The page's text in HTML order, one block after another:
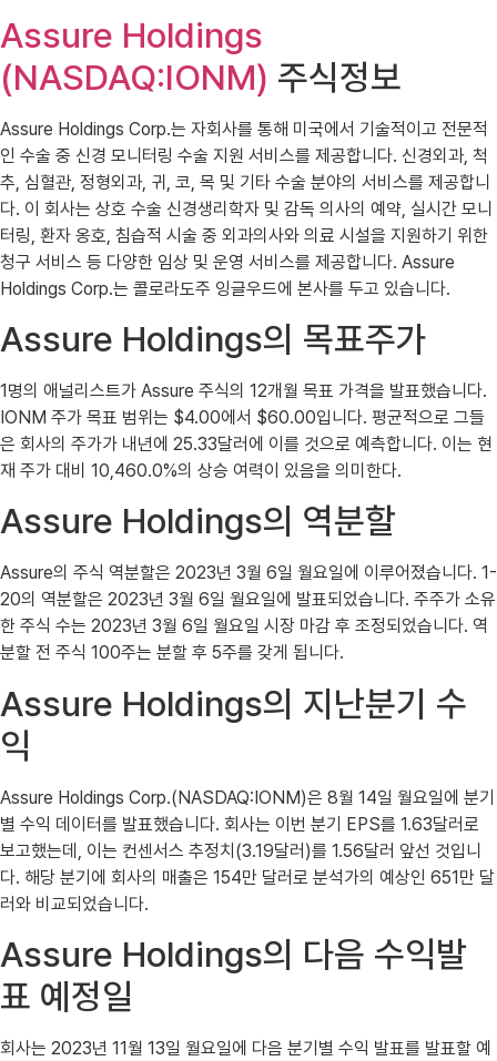
Assure Holdings
(NASDAQ:IONM) 주식정보
Assure Holdings Corp.는 자회사를 통해 미국에서 기술적이고 전문적
인 수술 중 신경 모니터링 수술 지원 서비스를 제공합니다. 신경외과, 척
추, 심혈관, 정형외과, 귀, 코, 목 및 기타 수술 분야의 서비스를 제공합니
다. 이 회사는 상호 수술 신경생리학자 및 감독 의사의 예약, 실시간 모니
터링, 환자 옹호, 침습적 시술 중 외과의사와 의료 시설을 지원하기 위한
청구 서비스 등 다양한 임상 및 운영 서비스를 제공합니다. Assure
Holdings Corp.는 콜로라도주 잉글우드에 본사를 두고 있습니다.
Assure Holdings의 목표주가
1명의 애널리스트가 Assure 주식의 12개월 목표 가격을 발표했습니다.
IONM 주가 목표 범위는 $4.00에서 $60.00입니다. 평균적으로 그들
은 회사의 주가가 내년에 25.33달러에 이를 것으로 예측합니다. 이는 현
재 주가 대비 10,460.0%의 상승 여력이 있음을 의미한다.
Assure Holdings의 역분할
Assure의 주식 역분할은 2023년 3월 6일 월요일에 이루어졌습니다. 1-
20의 역분할은 2023년 3월 6일 월요일에 발표되었습니다. 주주가 소유
한 주식 수는 2023년 3월 6일 월요일 시장 마감 후 조정되었습니다. 역
분할 전 주식 100주는 분할 후 5주를 갖게 됩니다.
Assure Holdings의 지난분기 수
익
Assure Holdings Corp.(NASDAQ:IONM)은 8월 14일 월요일에 분기
별 수익 데이터를 발표했습니다. 회사는 이번 분기 EPS를 1.63달러로
보고했는데, 이는 컨센서스 추정치(3.19달러)를 1.56달러 앞선 것입니
다. 해당 분기에 회사의 매출은 154만 달러로 분석가의 예상인 651만 달
러와 비교되었습니다.
Assure Holdings의 다음 수익발
표 예정일
회사는 2023년 11월 13일 월요일에 다음 분기별 수익 발표를 발표할 예